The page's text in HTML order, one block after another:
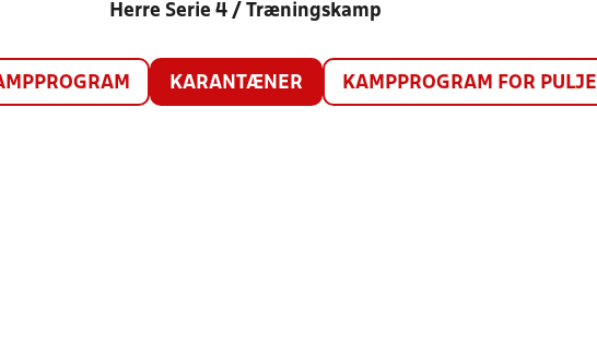
Herre Serie 4 / Træningskamp
KARANTÆNER KAMPPROGRAM FOR PULJE